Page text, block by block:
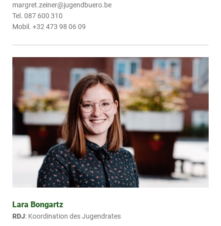
margret.zeiner@jugendbuero.be
Tel. 087 600 310
Mobil. +32 473 98 06 09
Lara Bongartz
RDJ: Koordination des Jugendrates